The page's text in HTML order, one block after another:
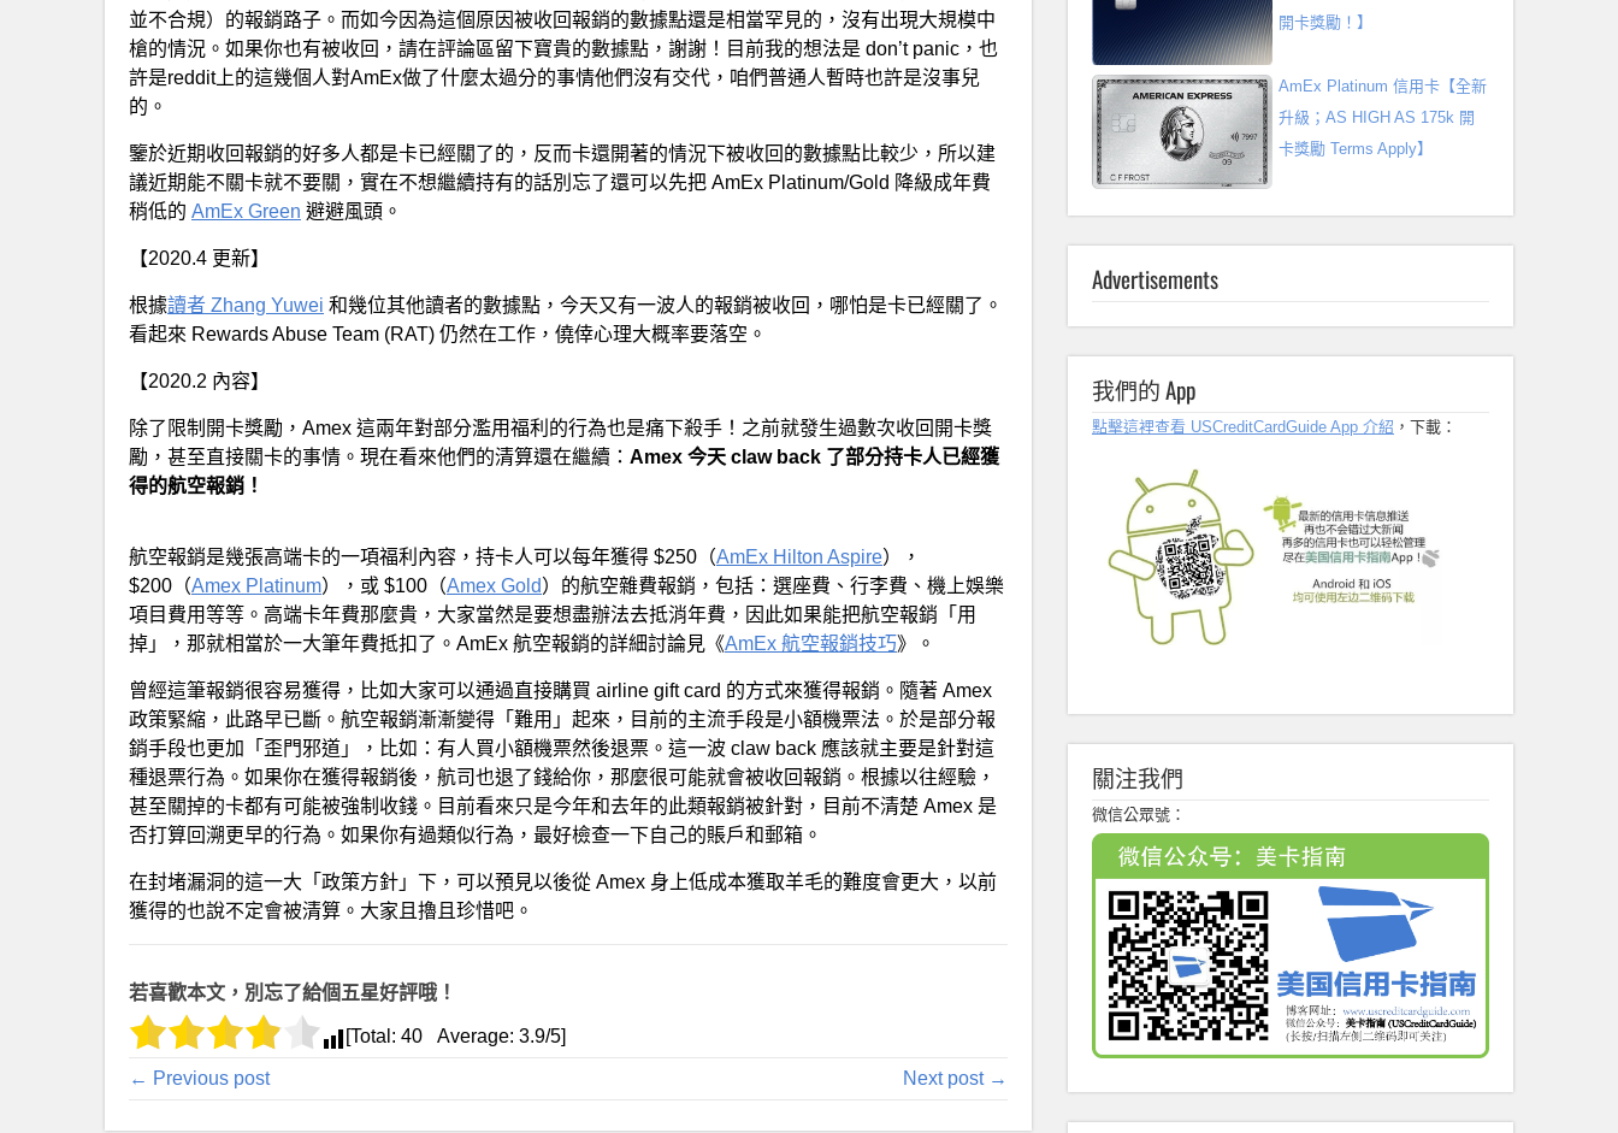
並不合規）的報銷路子。而如今因為這個原因被收回報銷的數據點還是相當罕見的，沒有出現大規模中
槍的情況。如果你也有被收回，請在評論區留下寶貴的數據點，謝謝！目前我的想法是 don’t panic，也
許是reddit上的這幾個人對AmEx做了什麼太過分的事情他們沒有交代，咱們普通人暫時也許是沒事兒
的。
鑒於近期收回報銷的好多人都是卡已經關了的，反而卡還開著的情況下被收回的數據點比較少，所以建
議近期能不關卡就不要關，實在不想繼續持有的話別忘了還可以先把 AmEx Platinum/Gold 降級成年費
稍低的 AmEx Green 避避風頭。
【2020.4 更新】
根據讀者 Zhang Yuwei 和幾位其他讀者的數據點，今天又有一波人的報銷被收回，哪怕是卡已經關了。
看起來 Rewards Abuse Team (RAT) 仍然在工作，僥倖心理大概率要落空。
【2020.2 內容】
除了限制開卡獎勵，Amex 這兩年對部分濫用福利的行為也是痛下殺手！之前就發生過數次收回開卡獎
勵，甚至直接關卡的事情。現在看來他們的清算還在繼續： Amex 今天 claw back 了部分持卡人已經獲
得的航空報銷！
航空報銷是幾張高端卡的一項福利內容，持卡人可以每年獲得 $250（AmEx Hilton Aspire），
$200（Amex Platinum），或 $100（Amex Gold）的航空雜費報銷，包括：選座費、行李費、機上娛樂
項目費用等等。高端卡年費那麼貴，大家當然是要想盡辦法去抵消年費，因此如果能把航空報銷「用
掉」，那就相當於一大筆年費抵扣了。AmEx 航空報銷的詳細討論見《AmEx 航空報銷技巧》。
曾經這筆報銷很容易獲得，比如大家可以通過直接購買 airline gift card 的方式來獲得報銷。隨著 Amex
政策緊縮，此路早已斷。航空報銷漸漸變得「難用」起來，目前的主流手段是小額機票法。於是部分報
銷手段也更加「歪門邪道」，比如：有人買小額機票然後退票。這一波 claw back 應該就主要是針對這
種退票行為。如果你在獲得報銷後，航司也退了錢給你，那麼很可能就會被收回報銷。根據以往經驗，
甚至關掉的卡都有可能被強制收錢。目前看來只是今年和去年的此類報銷被針對，目前不清楚 Amex 是
否打算回溯更早的行為。如果你有過類似行為，最好檢查一下自己的賬戶和郵箱。
在封堵漏洞的這一大「政策方針」下，可以預見以後從 Amex 身上低成本獲取羊毛的難度會更大，以前
獲得的也說不定會被清算。大家且擼且珍惜吧。
若喜歡本文，別忘了給個五星好評哦！
[Total: 40 Average: 3.9/5]
← Previous post Next post →
開卡獎勵！】
AmEx Platinum 信用卡【全新
升級；AS HIGH AS 175k 開
卡獎勵 Terms Apply】
Advertisements
我們的 App
點擊這裡查看 USCreditCardGuide App 介紹 ，下載：
關注我們
微信公眾號：